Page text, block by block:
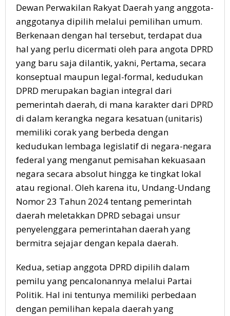
Dewan Perwakilan Rakyat Daerah yang anggota-
anggotanya dipilih melalui pemilihan umum.
Berkenaan dengan hal tersebut, terdapat dua
hal yang perlu dicermati oleh para angota DPRD
yang baru saja dilantik, yakni, Pertama, secara
konseptual maupun legal-formal, kedudukan
DPRD merupakan bagian integral dari
pemerintah daerah, di mana karakter dari DPRD
di dalam kerangka negara kesatuan (unitaris)
memiliki corak yang berbeda dengan
kedudukan lembaga legislatif di negara-negara
federal yang menganut pemisahan kekuasaan
negara secara absolut hingga ke tingkat lokal
atau regional. Oleh karena itu, Undang-Undang
Nomor 23 Tahun 2024 tentang pemerintah
daerah meletakkan DPRD sebagai unsur
penyelenggara pemerintahan daerah yang
bermitra sejajar dengan kepala daerah.
Kedua, setiap anggota DPRD dipilih dalam
pemilu yang pencalonannya melalui Partai
Politik. Hal ini tentunya memiliki perbedaan
dengan pemilihan kepala daerah yang